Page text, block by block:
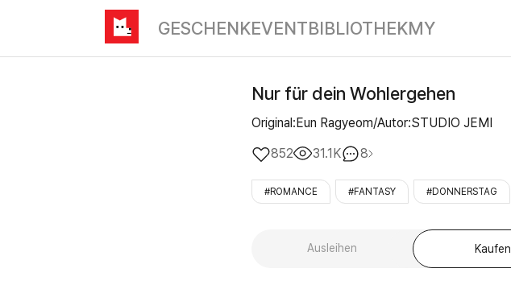
GESCHENKEVENTBIBLIOTHEKMY
Nur für dein Wohlergehen
Original:Eun Ragyeom/Autor:STUDIO JEMI
852
31.1K 8
#ROMANCE #FANTASY #DONNERSTAG
Ausleihen Kaufen